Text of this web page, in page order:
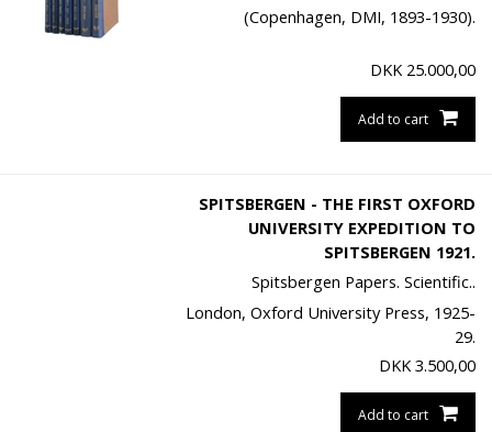
(Copenhagen, DMI, 1893-1930).
DKK 25.000,00
Add to cart
SPITSBERGEN - THE FIRST OXFORD
UNIVERSITY EXPEDITION TO
SPITSBERGEN 1921.
Spitsbergen Papers. Scientific..
London, Oxford University Press, 1925-
29.
DKK 3.500,00
Add to cart